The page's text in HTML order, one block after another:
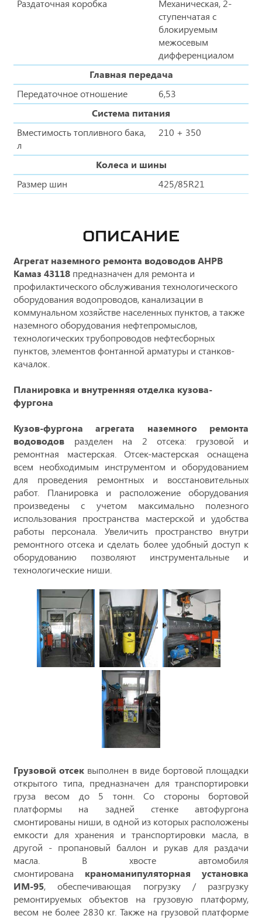
Раздаточная коробка
Механическая, 2-
ступенчатая с
блокируемым
межосевым
дифференциалом
Главная передача
Передаточное отношение
6,53
Система питания
Вместимость топливного бака,
л
210 + 350
Колеса и шины
Размер шин
425/85R21
ОПИСАНИЕ
Агрегат наземного ремонта водоводов АНРВ
Камаз 43118 предназначен для ремонта и
профилактического обслуживания технологического
оборудования водопроводов, канализации в
коммунальном хозяйстве населенных пунктов, а также
наземного оборудования нефтепромыслов,
технологических трубопроводов нефтесборных
пунктов, элементов фонтанной арматуры и станков-
качалок.
Планировка и внутренняя отделка кузова-
фургона
Кузов-фургона
агрегата наземного ремонта
водоводов разделен на 2 отсека: грузовой и
ремонтная мастерская. Отсек-мастерская оснащена
всем необходимым инструментом и оборудованием
для проведения ремонтных и восстановительных
работ. Планировка и расположение оборудования
произведены с учетом максимально полезного
использования пространства мастерской и удобства
работы персонала. Увеличить пространство внутри
ремонтного отсека и сделать более удобный доступ к
оборудованию позволяют инструментальные и
технологические ниши.
Грузовой отсек выполнен в виде бортовой площадки
открытого типа, предназначен для транспортировки
груза весом до 5 тонн. Со стороны бортовой
платформы на задней стенке автофургона
смонтированы ниши, в одной из которых расположены
емкости для хранения и транспортировки масла, в
другой - пропановый баллон и рукав для раздачи
масла. В хвосте автомобиля
смонтирована краноманипуляторная установка
ИМ-95, обеспечивающая погрузку / разгрузку
ремонтируемых объектов на грузовую платформу,
весом не более 2830 кг. Также на грузовой платформе